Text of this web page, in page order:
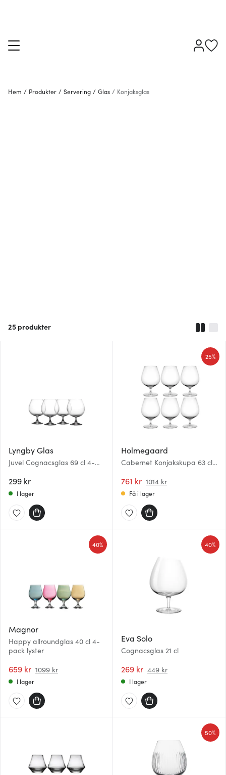
Hem / Produkter / Servering / Glas / Konjaksglas
25 produkter
Lyngby Glas
Juvel Cognacsglas 69 cl 4-
299 kr
I lager
Holmegaard
Cabernet Konjakskupa 63 cl
761 kr 1014 kr
25%
Få i lager
Magnor
Happy allroundglas 40 cl 4-
pack lyster
659 kr 1099 kr
40%
I lager
Eva Solo
Cognacsglas 21 cl
269 kr 449 kr
40%
I lager
50%